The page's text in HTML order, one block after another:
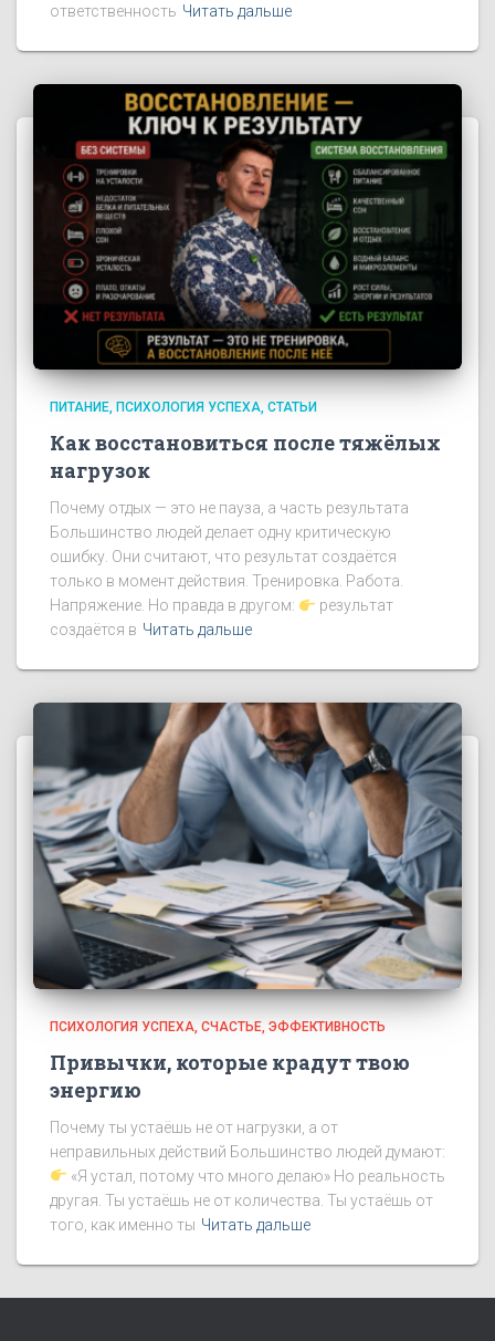
ответственность Читать дальше
ПИТАНИЕ ПСИХОЛОГИЯ УСПЕХА СТАТЬИ
Как восстановиться после тяжёлых
нагрузок
Почему отдых — это не пауза, а часть результата
Большинство людей делает одну критическую
ошибку. Они считают, что результат создаётся
только в момент действия. Тренировка. Работа.
Напряжение. Но правда в другом:
результат
создаётся в Читать дальше
ПСИХОЛОГИЯ УСПЕХА СЧАСТЬЕ ЭФФЕКТИВНОСТЬ
Привычки, которые крадут твою
энергию
Почему ты устаёшь не от нагрузки, а от
неправильных действий Большинство людей думают:
«Я устал, потому что много делаю» Но реальность
другая. Ты устаёшь не от количества. Ты устаёшь от
того, как именно ты Читать дальше